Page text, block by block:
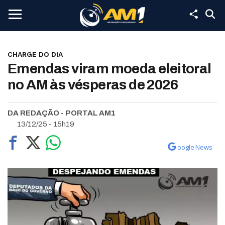
CHARGE DO DIA
Emendas viram moeda eleitoral
no AM às vésperas de 2026
DA REDAÇÃO - PORTAL AM1
13/12/25 - 15h19
oogle News